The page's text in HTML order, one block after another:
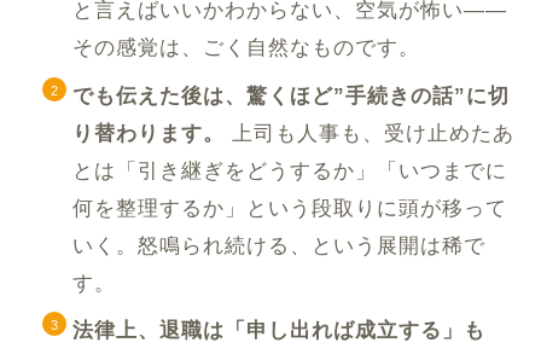
と言えばいいかわからない、空気が怖い——
その感覚は、ごく自然なものです。
でも伝えた後は、驚くほど”手続きの話”に切
り替わります。
上司も人事も、受け止めたあ
とは「引き継ぎをどうするか」「いつまでに
何を整理するか」という段取りに頭が移って
いく。怒鳴られ続ける、という展開は稀で
す。
法律上、退職は「申し出れば成立する」も